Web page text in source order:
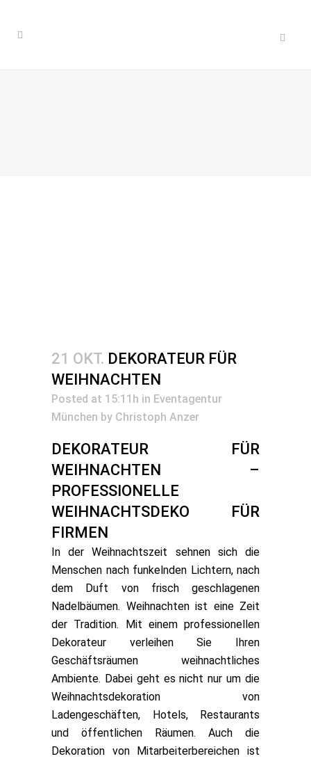
21 OKT. DEKORATEUR FÜR
WEIHNACHTEN
Posted at 15:11h in Eventagentur
München by Christoph Anzer
DEKORATEUR FÜR
WEIHNACHTEN –
PROFESSIONELLE
WEIHNACHTSDEKO FÜR
FIRMEN
In der Weihnachtszeit sehnen sich die
Menschen nach funkelnden Lichtern, nach
dem Duft von frisch geschlagenen
Nadelbäumen. Weihnachten ist eine Zeit
der Tradition. Mit einem professionellen
Dekorateur verleihen Sie Ihren
Geschäftsräumen weihnachtliches
Ambiente. Dabei geht es nicht nur um die
Weihnachtsdekoration von
Ladengeschäften, Hotels, Restaurants
und öffentlichen Räumen. Auch die
Dekoration von Mitarbeiterbereichen ist